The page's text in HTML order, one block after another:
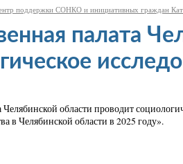
поддержки СОНКО и инициативных граждан
палата
области проводит
в Челябинской области в 2025 году».